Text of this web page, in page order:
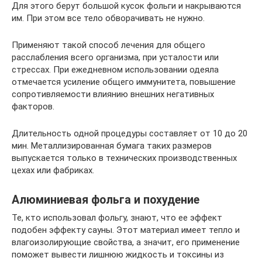
Для этого берут большой кусок фольги и накрываются
им. При этом все тело обворачивать не нужно.
Применяют такой способ лечения для общего
расслабления всего организма, при усталости или
стрессах. При ежедневном использовании одеяла
отмечается усиление общего иммунитета, повышение
сопротивляемости влиянию внешних негативных
факторов.
Длительность одной процедуры составляет от 10 до 20
мин. Металлизированная бумага таких размеров
выпускается только в технических производственных
цехах или фабриках.
Алюминиевая фольга и похудение
Те, кто использовал фольгу, знают, что ее эффект
подобен эффекту сауны. Этот материал имеет тепло и
влагоизолирующие свойства, а значит, его применение
поможет вывести лишнюю жидкость и токсины из